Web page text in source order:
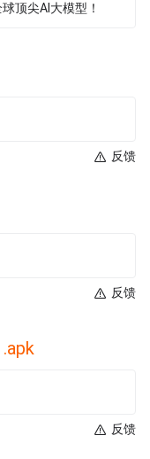
顶尖AI大模型！
反馈
反馈
反馈